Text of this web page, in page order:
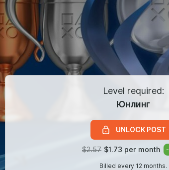
Level required:
Юнлинг
UNLOCK POST
$2.57 $1.73 per month -
Billed every 12 months.